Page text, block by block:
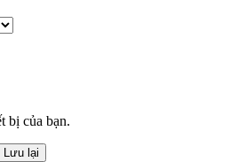
bị của bạn.
Lưu lại